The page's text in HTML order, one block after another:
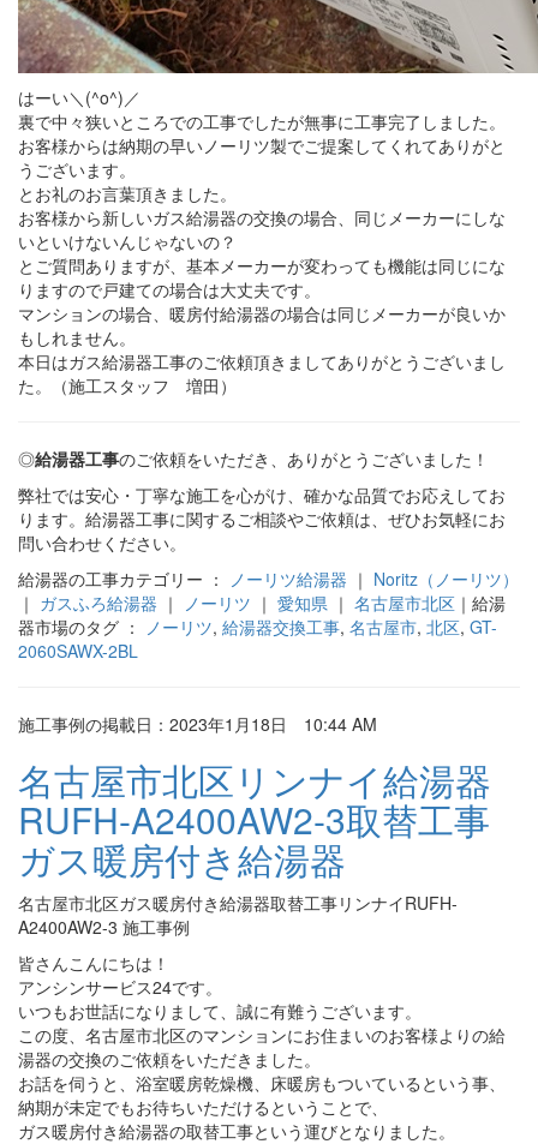
はーい＼(^o^)／
裏で中々狭いところでの工事でしたが無事に工事完了しました。
お客様からは納期の早いノーリツ製でご提案してくれてありがと
うございます。
とお礼のお言葉頂きました。
お客様から新しいガス給湯器の交換の場合、同じメーカーにしな
いといけないんじゃないの？
とご質問ありますが、基本メーカーが変わっても機能は同じにな
りますので戸建ての場合は大丈夫です。
マンションの場合、暖房付給湯器の場合は同じメーカーが良いか
もしれません。
本日はガス給湯器工事のご依頼頂きましてありがとうございまし
た。（施工スタッフ 増田）
◎給湯器工事のご依頼をいただき、ありがとうございました！
弊社では安心・丁寧な施工を心がけ、確かな品質でお応えしてお
ります。給湯器工事に関するご相談やご依頼は、ぜひお気軽にお
問い合わせください。
給湯器の工事カテゴリー ：
ノーリツ給湯器 ｜ Noritz（ノーリツ）
｜ ガスふろ給湯器 ｜ ノーリツ ｜ 愛知県 ｜ 名古屋市北区 ｜給湯
器市場のタグ ：
ノーリツ, 給湯器交換工事, 名古屋市, 北区, GT-
2060SAWX-2BL
施工事例の掲載日：2023年1月18日 10:44 AM
名古屋市北区リンナイ給湯器
RUFH-A2400AW2-3取替工事
ガス暖房付き給湯器
名古屋市北区ガス暖房付き給湯器取替工事リンナイRUFH-
A2400AW2-3 施工事例
皆さんこんにちは！
アンシンサービス24です。
いつもお世話になりまして、誠に有難うございます。
この度、名古屋市北区のマンションにお住まいのお客様よりの給
湯器の交換のご依頼をいただきました。
お話を伺うと、浴室暖房乾燥機、床暖房もついているという事、
納期が未定でもお待ちいただけるということで、
ガス暖房付き給湯器の取替工事という運びとなりました。